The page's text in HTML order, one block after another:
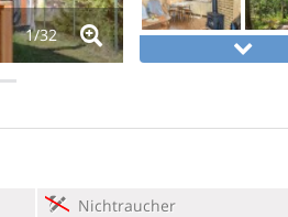
1/32
Nichtraucher